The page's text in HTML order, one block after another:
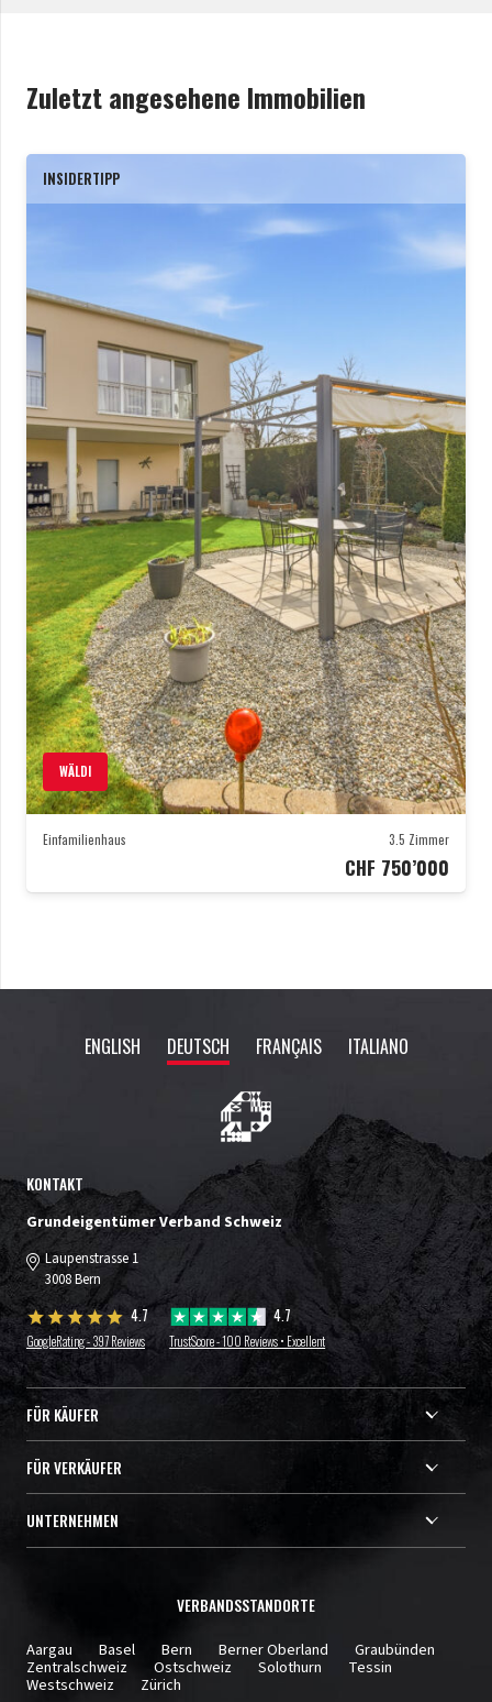
Zuletzt angesehene Immobilien
INSIDERTIPP
WÄLDI
Einfamilienhaus 3.5 Zimmer
CHF 750’000
ENGLISH DEUTSCH FRANÇAIS ITALIANO
KONTAKT
Grundeigentümer Verband Schweiz
Laupenstrasse 1
3008 Bern
4.7
GoogleRating - 397 Reviews
4.7
TrustScore - 100 Reviews • Excellent
FÜR KÄUFER
FÜR VERKÄUFER
UNTERNEHMEN
VERBANDSSTANDORTE
Aargau Basel Bern Berner Oberland Graubünden
Zentralschweiz Ostschweiz Solothurn Tessin
Westschweiz Zürich